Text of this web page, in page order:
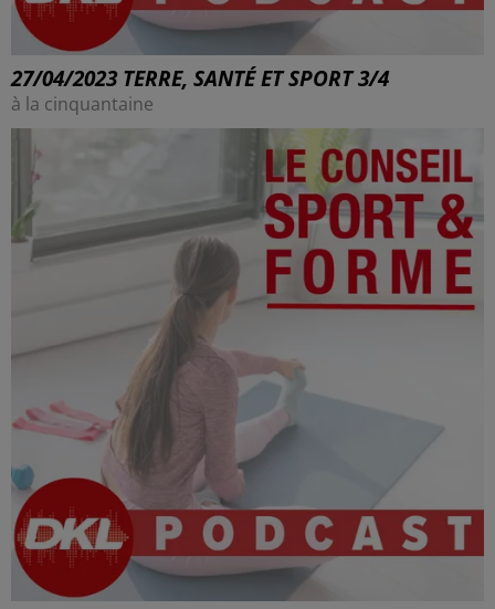
27/04/2023 TERRE, SANTÉ ET SPORT 3/4
à la cinquantaine